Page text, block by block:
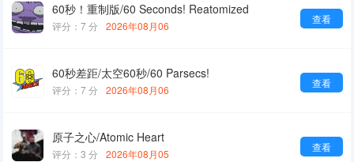
60秒！重制版/60 Seconds! Reatomized
查看
评分：7 分 2026年08月06
60秒差距/太空60秒/60 Parsecs!
查看
评分：7 分 2026年08月06
原子之心/Atomic Heart
查看
评分：3 分 2026年08月05